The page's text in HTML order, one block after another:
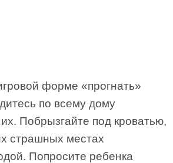
форме «прогнать»
по всему дому
Побрызгайте под кроватью,
страшных местах
Попросите ребенка